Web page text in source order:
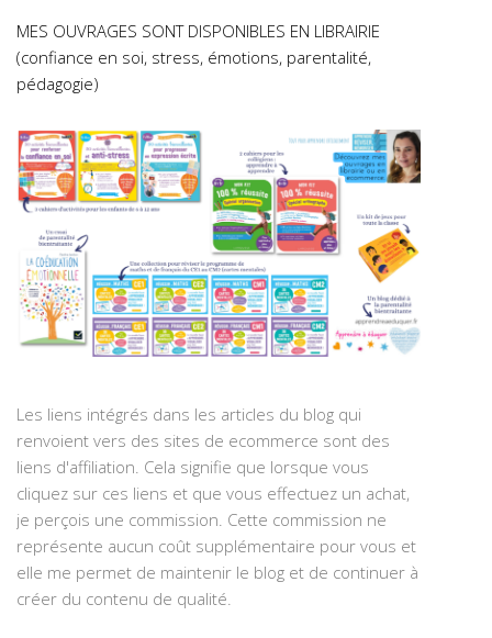
MES OUVRAGES SONT DISPONIBLES EN LIBRAIRIE
(confiance en soi, stress, émotions, parentalité,
pédagogie)
Les liens intégrés dans les articles du blog qui
renvoient vers des sites de ecommerce sont des
liens d'affiliation. Cela signifie que lorsque vous
cliquez sur ces liens et que vous effectuez un achat,
je perçois une commission. Cette commission ne
représente aucun coût supplémentaire pour vous et
elle me permet de maintenir le blog et de continuer à
créer du contenu de qualité.